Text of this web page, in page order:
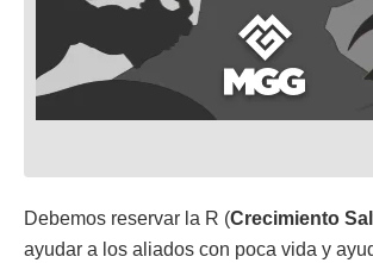
Debemos reservar la R (Crecimiento
ayudar a los aliados con poca vida y